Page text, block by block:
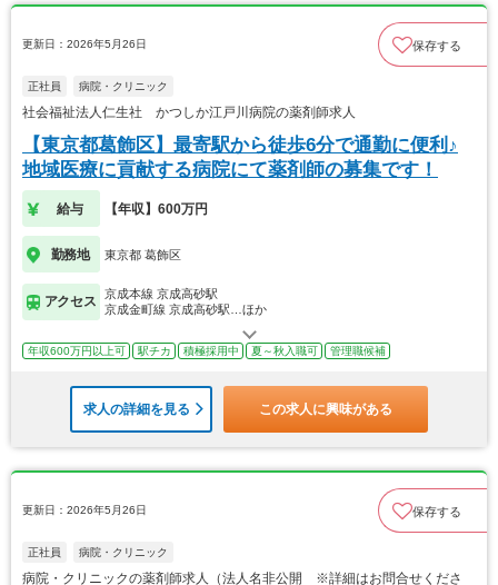
更新日：2026年5月26日 保存する
正社員 病院・クリニック
社会福祉法人仁生社 かつしか江戸川病院の薬剤師求人
【東京都葛飾区】最寄駅から徒歩6分で通勤に便利♪
地域医療に貢献する病院にて薬剤師の募集です！
給与 【年収】600万円
勤務地 東京都 葛飾区
アクセス
京成本線 京成高砂駅
京成金町線 京成高砂駅…ほか
年収600万円以上可 駅チカ 積極採用中 夏～秋入職可 管理職候補
求人の詳細を見る この求人に興味がある
更新日：2026年5月26日 保存する
正社員 病院・クリニック
病院・クリニックの薬剤師求人（法人名非公開 ※詳細はお問合せくださ